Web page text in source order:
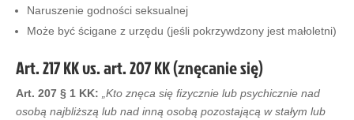
Naruszenie godności seksualnej
Może być ścigane z urzędu (jeśli pokrzywdzony jest małoletni)
Art. 217 KK vs. art. 207 KK (znęcanie się)
Art. 207 § 1 KK:
„Kto znęca się fizycznie lub psychicznie nad
osobą najbliższą lub nad inną osobą pozostającą w stałym lub